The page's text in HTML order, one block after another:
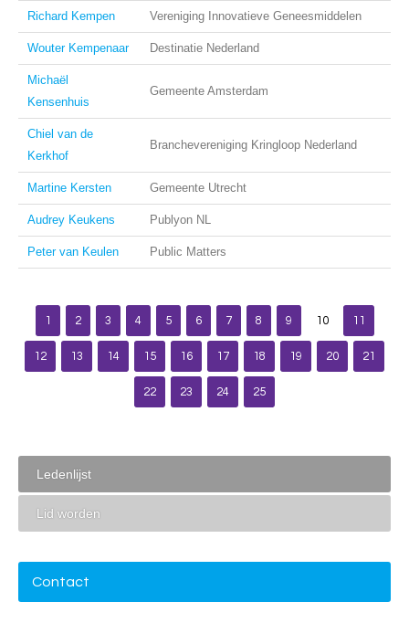
Richard Kempen Vereniging Innovatieve Geneesmiddelen
Wouter Kempenaar Destinatie Nederland
Michaël
Kensenhuis
Gemeente Amsterdam
Chiel van de
Kerkhof
Branchevereniging Kringloop Nederland
Martine Kersten Gemeente Utrecht
Audrey Keukens Publyon NL
Peter van Keulen Public Matters
1 2 3 4 5 6 7 8 9 10 11
12 13 14 15 16 17 18 19 20 21
22 23 24 25
Ledenlijst
Lid worden
Contact